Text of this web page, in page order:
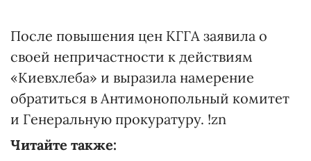
После повышения цен КГГА заявила о
своей непричастности к действиям
«Киевхлеба» и выразила намерение
обратиться в Антимонопольный комитет
и Генеральную прокуратуру. !zn
Читайте также: